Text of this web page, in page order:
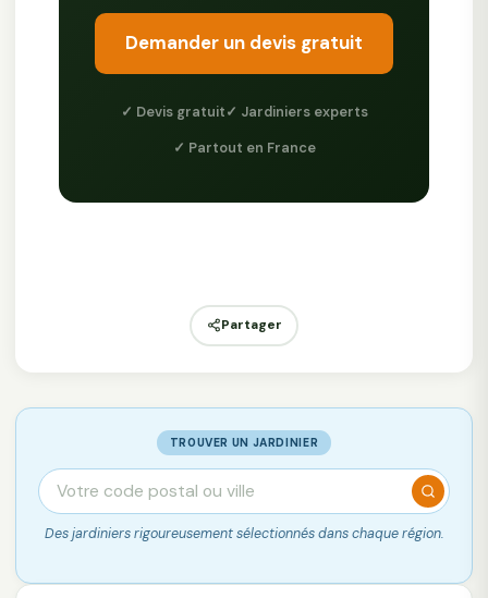
Demander un devis gratuit
✓ Devis gratuit✓ Jardiniers experts
✓ Partout en France
Partager
TROUVER UN JARDINIER
Des jardiniers rigoureusement sélectionnés dans chaque région.